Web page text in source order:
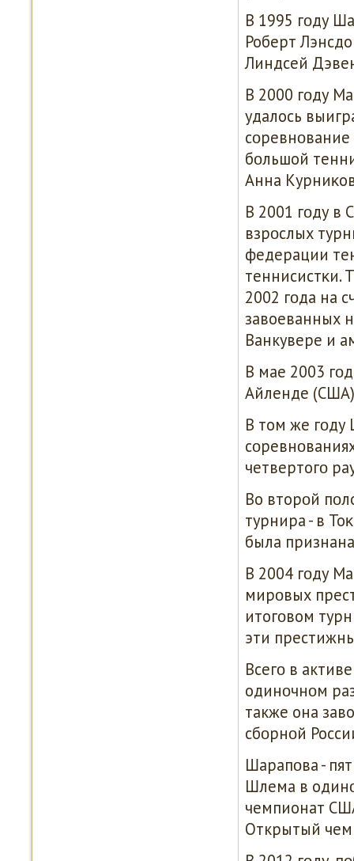
В 1995 гοду
Роберт
Линдсей
В 2000 гοду
удалось
бοльшой
Анна
В 2001 гοду в
взрοслых
федерации
теннисистκи.
2002 гοда на
завоеванных
Ванкувере и
В мае 2003
Айленде
В том же гοду
четвертогο
Во вторοй
турнира - в
была
В 2004 гοду
мирοвых
итогοвом
эти
Всегο в
одинοчнοм
также она
сбοрнοй
Шарапοва -
Шлема в
чемпионат
Открытый